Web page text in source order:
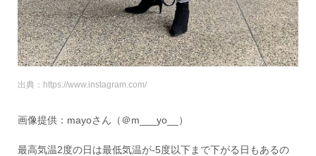
出典：https://www.instagram.com/
画像提供：mayoさん（＠m___yo__）
最高気温2度の日は最低気温が-5度以下まで下がる日もあるの